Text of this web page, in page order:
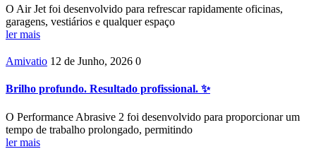
O Air Jet foi desenvolvido para refrescar rapidamente oficinas,
garagens, vestiários e qualquer espaço
ler mais
Amivatio 12 de Junho, 2026 0
Brilho profundo. Resultado profissional. ✨
O Performance Abrasive 2 foi desenvolvido para proporcionar um
tempo de trabalho prolongado, permitindo
ler mais